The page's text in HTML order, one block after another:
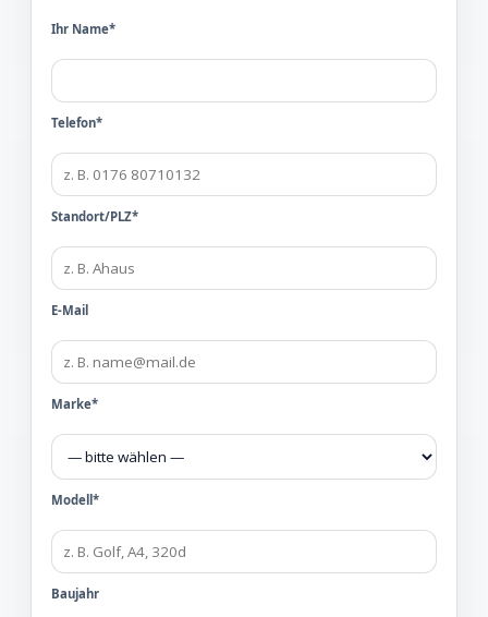
Ihr Name*
Telefon*
Standort/PLZ*
E-Mail
Marke*
Modell*
Baujahr